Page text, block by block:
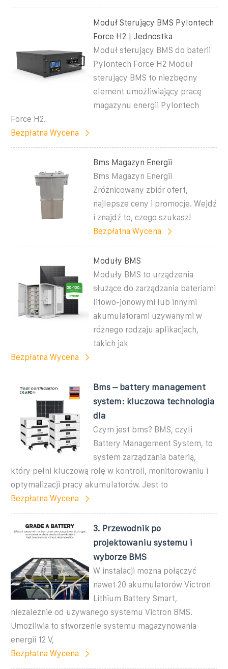
Moduł Sterujący BMS Pylontech
Force H2 | Jednostka
Moduł sterujący BMS do baterii
Pylontech Force H2 Moduł
sterujący BMS to niezbędny
element umożliwiający pracę
magazynu energii Pylontech
Force H2.
Bezpłatna Wycena
Bms Magazyn Energii
Bms Magazyn Energii
Zróżnicowany zbiór ofert,
najlepsze ceny i promocje. Wejdź
i znajdź to, czego szukasz!
Bezpłatna Wycena
Moduły BMS
Moduły BMS to urządzenia
służące do zarządzania bateriami
litowo-jonowymi lub innymi
akumulatorami używanymi w
różnego rodzaju aplikacjach,
takich jak
Bezpłatna Wycena
Bms – battery management
system: kluczowa technologia
dla
Czym jest bms? BMS, czyli
Battery Management System, to
system zarządzania baterią,
który pełni kluczową rolę w kontroli, monitorowaniu i
optymalizacji pracy akumulatorów. Jest to
Bezpłatna Wycena
3. Przewodnik po
projektowaniu systemu i
wyborze BMS
W instalacji można połączyć
nawet 20 akumulatorów Victron
Lithium Battery Smart,
niezależnie od używanego systemu Victron BMS.
Umożliwia to stworzenie systemu magazynowania
energii 12 V,
Bezpłatna Wycena